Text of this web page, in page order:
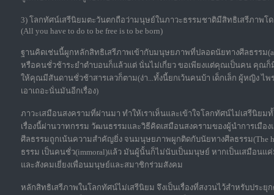
3) โลกทัศน์เสรีนิยมตะวันตกถือว่ามนุษย์ในภาวะธรรมชาติมีสิทธิเสรีภาพ
(All you have to do to be free is to be born)
ฐานคิดเช่นนี้ผูกหลักสิทธิเสรีภาพเข้ากับมนุษยภาพที่ปลอดนัยทางศีลธรรม
หรือคนชั่วช้าระยำตำบอนก็แล้วแต่ นั่นไม่เกี่ยว ขอเพียงแต่คุณเป็นคน คุณก็
ให้คุณมีสันดานชั่วช้าสารเลวก็ตาม(ง่า...ทั้งนี้ยกเว้นคนบ้า เด็กเล็ก ผู้หญิง
เอาเถอะนั่นมันอีกเรื่อง)
ภาวะเสมือนสงครามที่ผ่านมา ทำให้เราเห็นและเข้าใจโลกทัศน์ไม่เสรีนิย
เรื่องนี้ผ่านวาทกรรม วัฒนธรรมและวิธีคิดเสมือนสงครามของผู้นำการเมือ
ศีลธรรมถูกเน้นความสำคัญยิ่ง จนมนุษยภาพผูกติดกับนัยทางศีลธรรม(The
ธรรม เป็นคนชั่ว(immoral)แล้ว มันผู้นั้นก็ไม่นับเป็นมนุษย์ หากเป็นเสมือนแ
และสังคมเยี่ยงเพื่อนมนุษย์และสมาชิกร่วมสังคม
หลักสิทธิเสรีภาพในโลกทัศน์ไม่เสรีนิยม จึงเป็นเรื่องที่สงวนไว้สำหรับประ